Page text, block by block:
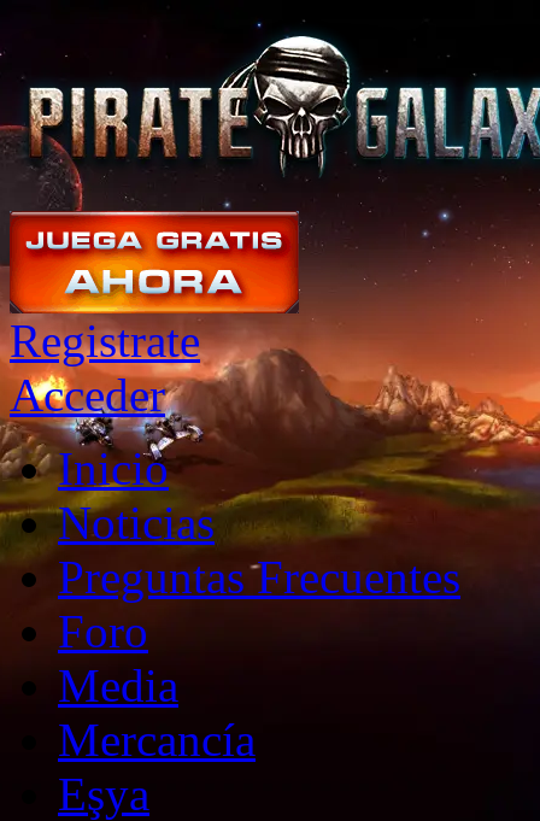
Registrate
Acceder
Inicio
Noticias
Preguntas Frecuentes
Foro
Media
Mercancía
Eşya